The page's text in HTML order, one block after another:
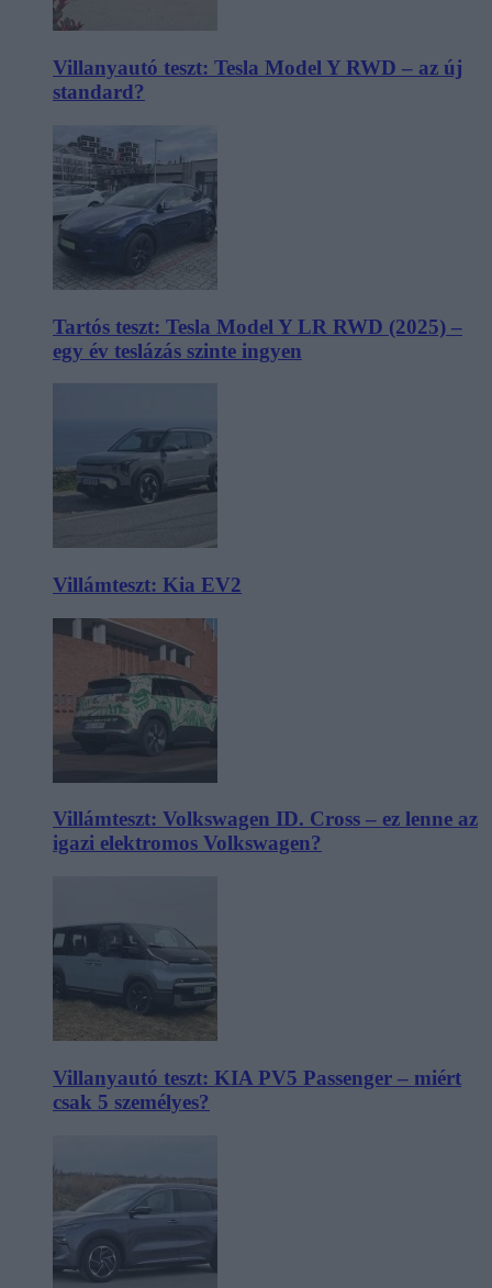
Villanyautó teszt: Tesla Model Y RWD – az új
standard?
Tartós teszt: Tesla Model Y LR RWD (2025) –
egy év teslázás szinte ingyen
Villámteszt: Kia EV2
Villámteszt: Volkswagen ID. Cross – ez lenne az
igazi elektromos Volkswagen?
Villanyautó teszt: KIA PV5 Passenger – miért
csak 5 személyes?